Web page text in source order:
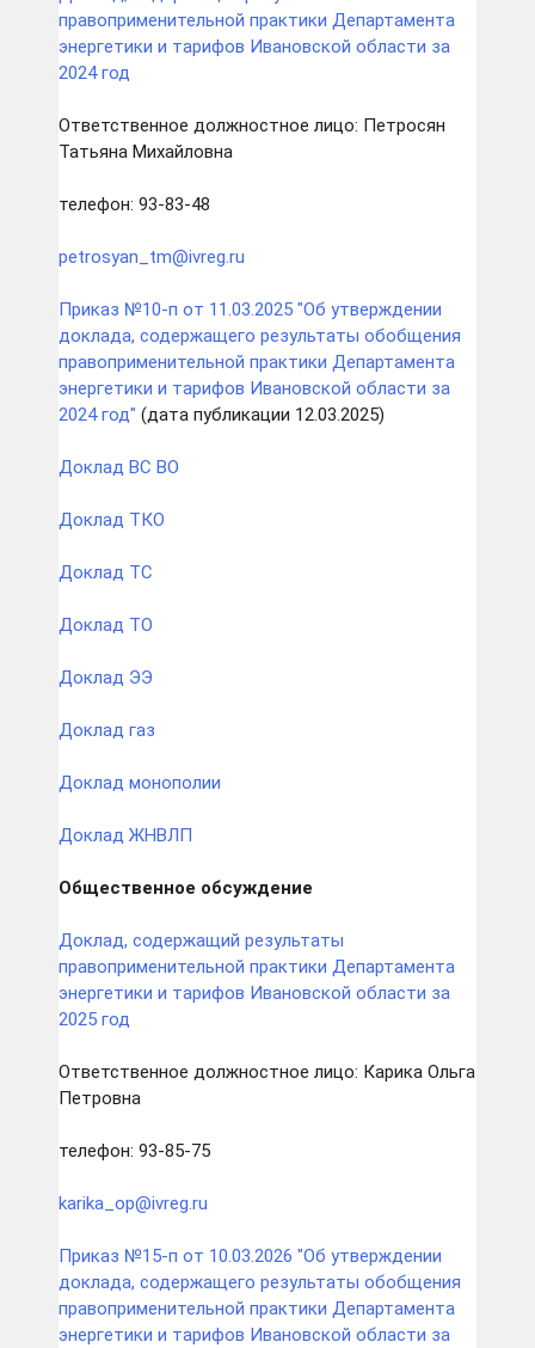
правоприменительной практики Департамента
энергетики и тарифов Ивановской области за
2024 год
Ответственное должностное лицо: Петросян
Татьяна Михайловна
телефон: 93-83-48
petrosyan_tm@ivreg.ru
Приказ №10-п от 11.03.2025 "Об утверждении
доклада, содержащего результаты обобщения
правоприменительной практики Департамента
энергетики и тарифов Ивановской области за
2024 год" (дата публикации 12.03.2025)
Доклад ВС ВО
Доклад ТКО
Доклад ТС
Доклад ТО
Доклад ЭЭ
Доклад газ
Доклад монополии
Доклад ЖНВЛП
Общественное обсуждение
Доклад, содержащий результаты
правоприменительной практики Департамента
энергетики и тарифов Ивановской области за
2025 год
Ответственное должностное лицо: Карика Ольга
Петровна
телефон: 93-85-75
karika_op@ivreg.ru
Приказ №15-п от 10.03.2026 "Об утверждении
доклада, содержащего результаты обобщения
правоприменительной практики Департамента
энергетики и тарифов Ивановской области за